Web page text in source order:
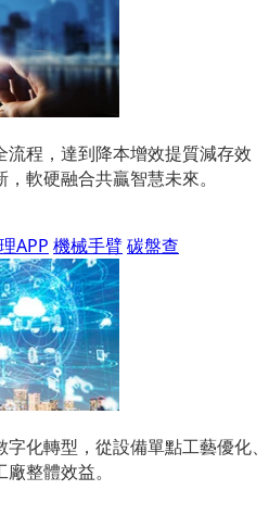
程，達到降本增效提質減存效
軟硬融合共贏智慧未來。
APP 機械手臂碳盤查
化轉型，從設備單點工藝優化、
整體效益。